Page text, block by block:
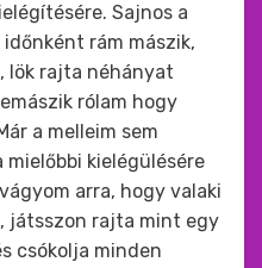
Sajnos a
rám mászik,
lök rajta néhányat
rólam hogy
a melleim sem
mielőbbi kielégülésére
arra, hogy valaki
játsszon rajta mint egy
csókolja minden